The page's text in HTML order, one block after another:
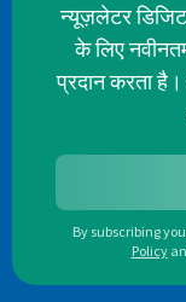
न्यूज़लेटर
के लिए
प्रदान करता
By subscribing
Policy